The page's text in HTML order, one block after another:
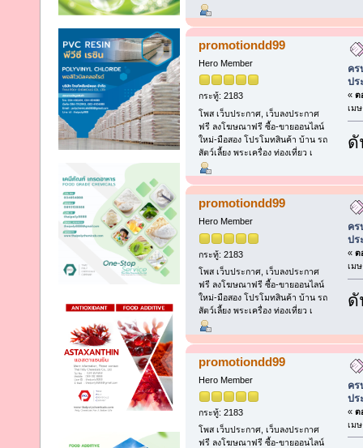
promotiondd99
Hero Member
กระทู้: 2183
โพส เว็บประกาศ, เว็บลงประกาศ
ฟรี ลงโฆษณาฟรี ซื้อ-ขายออนไลน์
ใหม่-มือสอง โปรโมทสินค้า บ้าน รถ
สัตว์เลี้ยง พระเครื่อง ท่องเที่ยว เ
คร
ปร
« ต
เม
ดั
promotiondd99
Hero Member
กระทู้: 2183
โพส เว็บประกาศ, เว็บลงประกาศ
ฟรี ลงโฆษณาฟรี ซื้อ-ขายออนไลน์
ใหม่-มือสอง โปรโมทสินค้า บ้าน รถ
สัตว์เลี้ยง พระเครื่อง ท่องเที่ยว เ
คร
ปร
« ต
เม
ดั
promotiondd99
Hero Member
กระทู้: 2183
โพส เว็บประกาศ, เว็บลงประกาศ
ฟรี ลงโฆษณาฟรี ซื้อ-ขายออนไลน์
คร
ปร
« ต
เม